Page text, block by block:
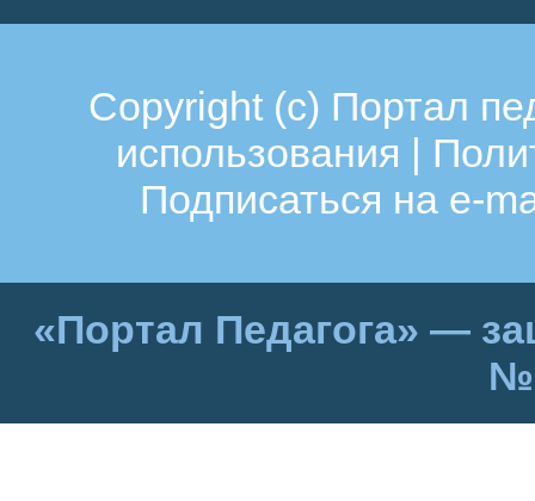
Copyright (c) Портал
использования |
Подписаться на e-
«Портал Педагога» —